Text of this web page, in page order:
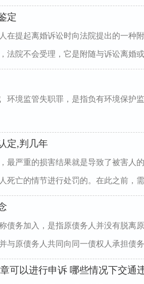
定
在提起离婚诉讼时向法院提出的一种
法院不会受理，它是附随与诉讼离婚
境监管失职罪，是指负有环境保护
定,判几年
最严重的损害结果就是导致了被害人
死亡的情节进行处罚的。在此之前，
债务加入，是指原债务人并没有脱离
与原债务人共同向同一债权人承担债
可以进行申诉 哪些情况下交通